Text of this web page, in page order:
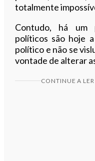
totalmente
Contudo, há um
políticos são hoje
político e não se
vontade de alterar
CONTINUE A